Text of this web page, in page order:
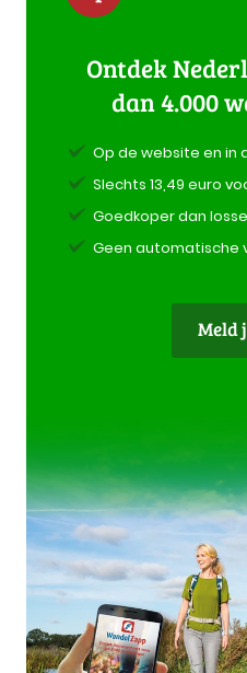
Ontdek
dan 4.000
Op de website en in
Slechts 13,49 euro
Goedkoper dan
Geen automatische
Meld